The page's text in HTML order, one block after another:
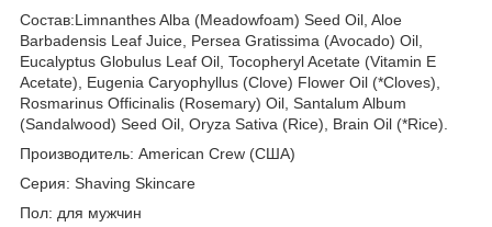
Состав:Limnanthes Alba (Meadowfoam) Seed Oil, Aloe
Barbadensis Leaf Juice, Persea Gratissima (Avocado) Oil,
Eucalyptus Globulus Leaf Oil, Tocopheryl Acetate (Vitamin E
Acetate), Eugenia Caryophyllus (Clove) Flower Oil (*Cloves),
Rosmarinus Officinalis (Rosemary) Oil, Santalum Album
(Sandalwood) Seed Oil, Oryza Sativa (Rice), Brain Oil (*Rice).
Производитель: American Crew (США)
Серия: Shaving Skincare
Пол: для мужчин